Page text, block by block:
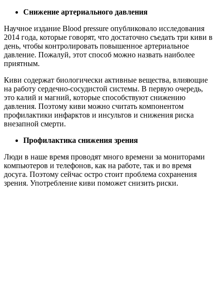
Снижение артериального давления
Научное издание Blood pressure опубликовало исследования
2014 года, которые говорят, что достаточно съедать три киви в
день, чтобы контролировать повышенное артериальное
давление. Пожалуй, этот способ можно назвать наиболее
приятным.
Киви содержат биологически активные вещества, влияющие
на работу сердечно-сосудистой системы. В первую очередь,
это калий и магний, которые способствуют снижению
давления. Поэтому киви можно считать компонентом
профилактики инфарктов и инсультов и снижения риска
внезапной смерти.
Профилактика снижения зрения
Люди в наше время проводят много времени за мониторами
компьютеров и телефонов, как на работе, так и во время
досуга. Поэтому сейчас остро стоит проблема сохранения
зрения. Употребление киви поможет снизить риски.